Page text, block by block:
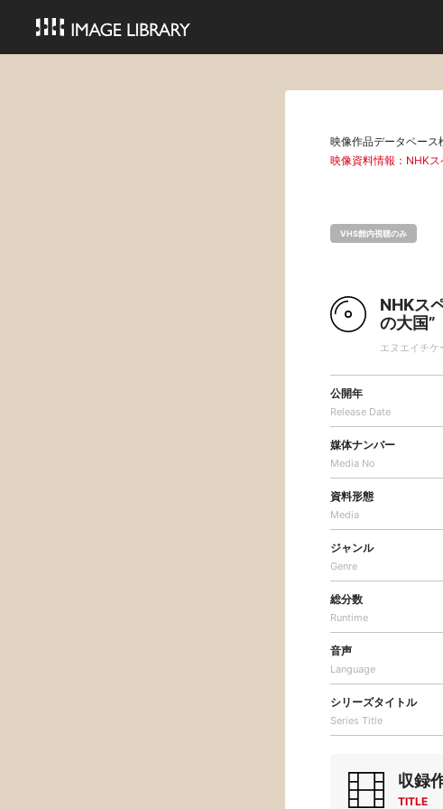
映像作品データベース
映像資料情報：NHK
VHS館内視聴のみ
NHKス
の大国”
エヌエイチ
公開年
Release Date
媒体ナンバー
Media No
資料形態
Media
ジャンル
Genre
総分数
Runtime
音声
Language
シリーズタイトル
Series Title
収録
TITLE